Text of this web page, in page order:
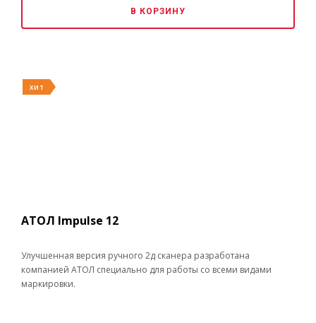
В КОРЗИНУ
ХИТ
АТОЛ Impulse 12
Улучшенная версия ручного 2д сканера разработана
компанией АТОЛ специально для работы со всеми видами
маркировки.